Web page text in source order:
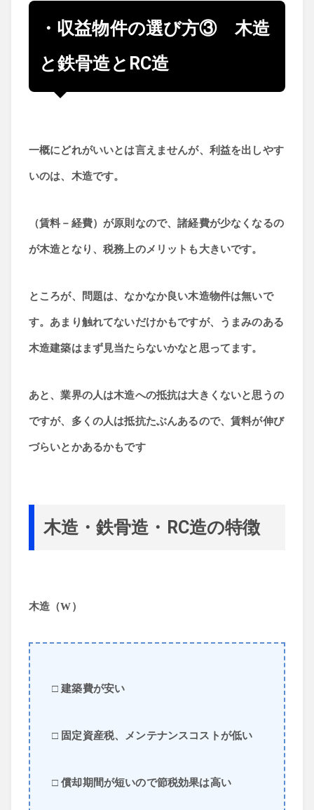
・収益物件の選び方③ 木造
と鉄骨造とRC造
一概にどれがいいとは言えませんが、利益を出しやす
いのは、木造です。
（賃料－経費）が原則なので、諸経費が少なくなるの
が木造となり、税務上のメリットも大きいです。
ところが、問題は、なかなか良い木造物件は無いで
す。あまり触れてないだけかもですが、うまみのある
木造建築はまず見当たらないかなと思ってます。
あと、業界の人は木造への抵抗は大きくないと思うの
ですが、多くの人は抵抗たぶんあるので、賃料が伸び
づらいとかあるかもです
木造・鉄骨造・RC造の特徴
木造（W）
□ 建築費が安い
□ 固定資産税、メンテナンスコストが低い
□ 償却期間が短いので節税効果は高い